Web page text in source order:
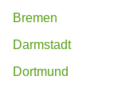
Bremen
Darmstadt
Dortmund